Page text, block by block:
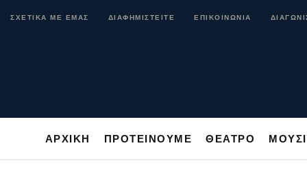
ΣΧΕΤΙΚΑ ΜΕ ΕΜΑΣ ΔΙΑΦΗΜΙΣΤΕΙΤΕ ΕΠΙΚΟΙΝΩΝΙΑ
ΑΡΧΙΚΗ ΠΡΟΤΕΙΝΟΥΜΕ ΘΕΑΤΡΟ
ΑΡΧΙΚΗ ΠΡΟΤΕΙΝΟΥΜΕ ΘΕΑΤΡΟ